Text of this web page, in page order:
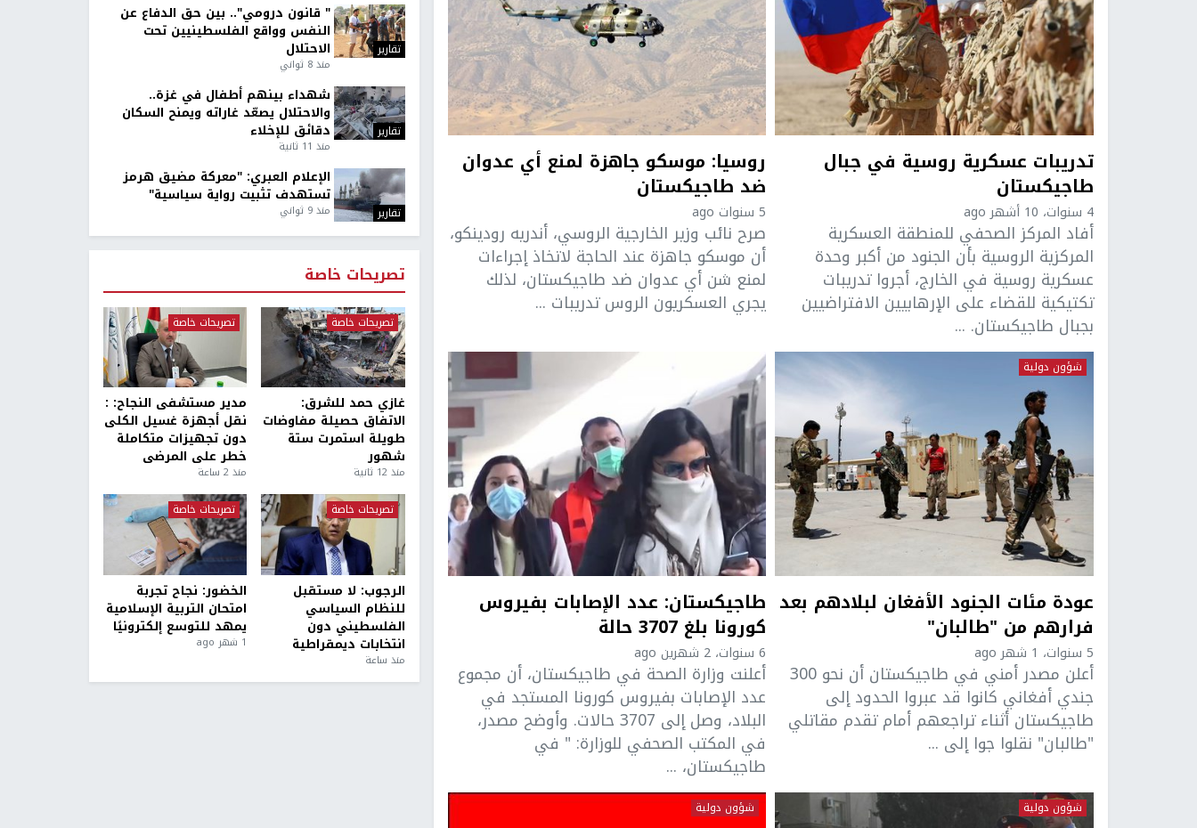
تدريبات عسكرية روسية في جبال
طاجيكستان
4 سنوات، 10 أشهر ago
أفاد المركز الصحفي للمنطقة العسكرية
المركزية الروسية بأن الجنود من أكبر وحدة
عسكرية روسية في الخارج، أجروا تدريبات
تكتيكية للقضاء على الإرهابيين الافتراضيين
بجبال طاجيكستان. ...
روسيا: موسكو جاهزة لمنع أي عدوان
ضد طاجيكستان
5 سنوات ago
صرح نائب وزير الخارجية الروسي، أندريه رودينكو،
أن موسكو جاهزة عند الحاجة لاتخاذ إجراءات
لمنع شن أي عدوان ضد طاجيكستان، لذلك
يجري العسكريون الروس تدريبات ...
شؤون دولية
عودة مئات الجنود الأفغان لبلادهم بعد
فرارهم من "طالبان"
5 سنوات، 1 شهر ago
أعلن مصدر أمني في طاجيكستان أن نحو 300
جندي أفغاني كانوا قد عبروا الحدود إلى
طاجيكستان أثناء تراجعهم أمام تقدم مقاتلي
"طالبان" نقلوا جوا إلى ...
طاجيكستان: عدد الإصابات بفيروس
كورونا بلغ 3707 حالة
6 سنوات، 2 شهرين ago
أعلنت وزارة الصحة في طاجيكستان، أن مجموع
عدد الإصابات بفيروس كورونا المستجد في
البلاد، وصل إلى 3707 حالات. وأوضح مصدر،
في المكتب الصحفي للوزارة: " في
طاجيكستان، ...
شؤون دولية شؤون دولية
تقارير
" قانون درومي".. بين حق الدفاع عن
النفس وواقع الفلسطينيين تحت
الاحتلال
منذ 8 ثواني
تقارير
شهداء بينهم أطفال في غزة..
والاحتلال يصعّد غاراته ويمنح السكان
دقائق للإخلاء
منذ 11 ثانية
تقارير
الإعلام العبري: "معركة مضيق هرمز
تستهدف تثبيت رواية سياسية"
منذ 9 ثواني
تصريحات خاصة
تصريحات خاصة
غازي حمد للشرق:
الاتفاق حصيلة مفاوضات
طويلة استمرت ستة
شهور
منذ 12 ثانية
تصريحات خاصة
مدير مستشفى النجاح: :
نقل أجهزة غسيل الكلى
دون تجهيزات متكاملة
خطر على المرضى
منذ 2 ساعة
تصريحات خاصة
الرجوب: لا مستقبل
للنظام السياسي
الفلسطيني دون
انتخابات ديمقراطية
منذ ساعة
تصريحات خاصة
الخضور: نجاح تجربة
امتحان التربية الإسلامية
يمهد للتوسع إلكترونيًا
1 شهر ago